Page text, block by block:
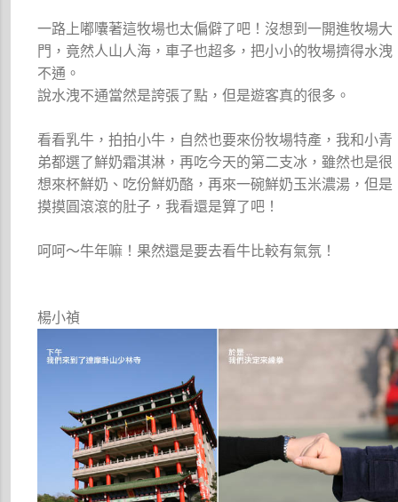
一路上嘟囔著這牧場也太偏僻了吧！沒想到一開進牧場大
門，竟然人山人海，車子也超多，把小小的牧場擠得水洩
不通。
說水洩不通當然是誇張了點，但是遊客真的很多。
看看乳牛，拍拍小牛，自然也要來份牧場特產，我和小青
弟都選了鮮奶霜淇淋，再吃今天的第二支冰，雖然也是很
想來杯鮮奶、吃份鮮奶酪，再來一碗鮮奶玉米濃湯，但是
摸摸圓滾滾的肚子，我看還是算了吧！
呵呵～牛年嘛！果然還是要去看牛比較有氣氛！
楊小禎